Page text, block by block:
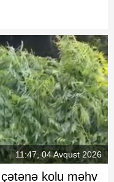
11:47, 04 Avqust 2026
çətənə kolu məhv